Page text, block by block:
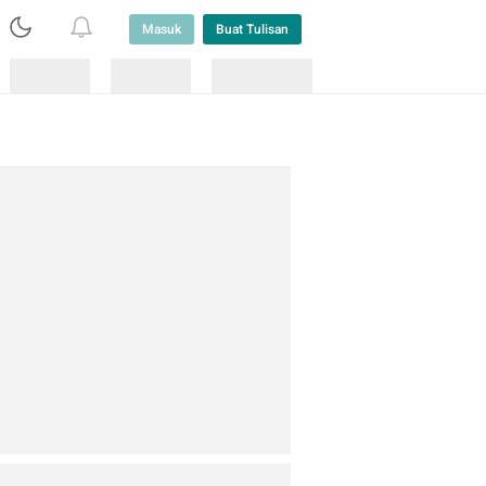
Masuk Buat Tulisan